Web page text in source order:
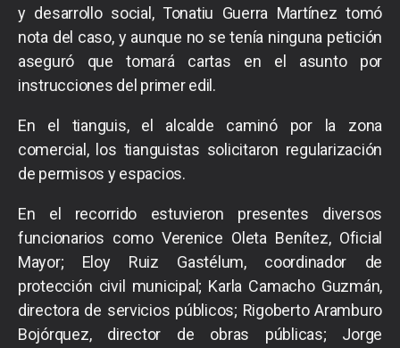
y desarrollo social, Tonatiu Guerra Martínez tomó
nota del caso, y aunque no se tenía ninguna petición
aseguró que tomará cartas en el asunto por
instrucciones del primer edil.
En el tianguis, el alcalde caminó por la zona
comercial, los tianguistas solicitaron regularización
de permisos y espacios.
En el recorrido estuvieron presentes diversos
funcionarios como Verenice Oleta Benítez, Oficial
Mayor; Eloy Ruiz Gastélum, coordinador de
protección civil municipal; Karla Camacho Guzmán,
directora de servicios públicos; Rigoberto Aramburo
Bojórquez, director de obras públicas; Jorge